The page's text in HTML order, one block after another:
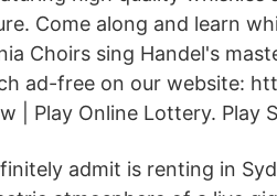
Come along and learn
Choirs sing Handel's
ad-free on our website:
| Play Online Lottery. Play
admit is renting in